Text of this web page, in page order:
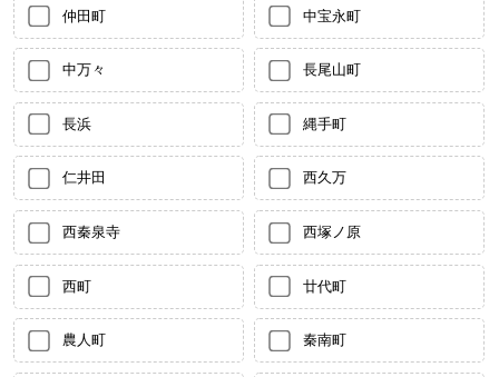
仲田町 中宝永町
中万々 長尾山町
長浜 縄手町
仁井田 西久万
西秦泉寺 西塚ノ原
西町 廿代町
農人町 秦南町